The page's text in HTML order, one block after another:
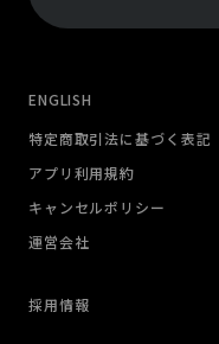
ENGLISH
特定商取引法に基づく表記
アプリ利用規約
キャンセルポリシー
運営会社
採用情報